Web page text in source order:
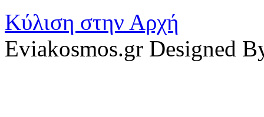
Κύλιση στην Αρχή
Eviakosmos.gr Designed